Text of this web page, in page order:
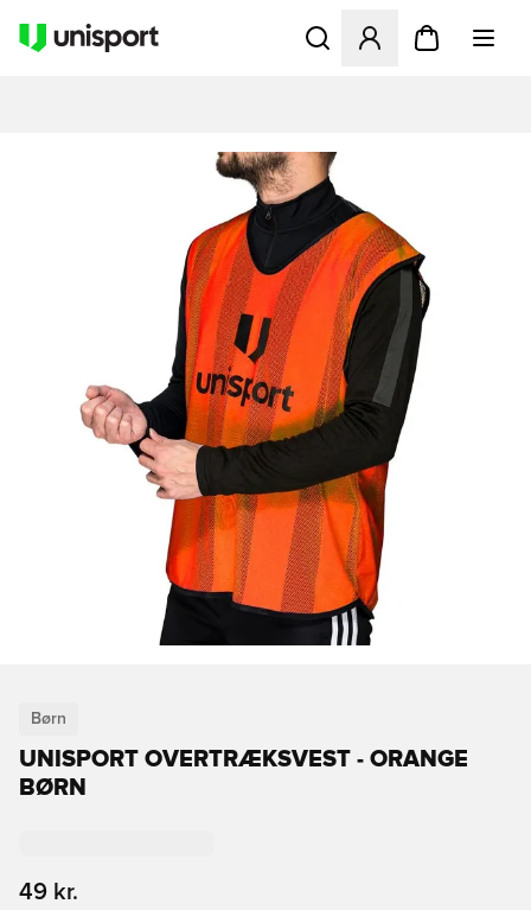
Åbner en Modal til at
Børn
UNISPORT OVERTRÆKSVEST - ORANGE
BØRN
49 kr.